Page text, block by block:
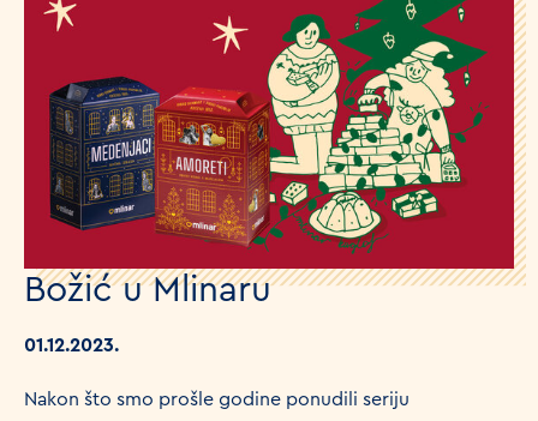
Božić u Mlinaru
01.12.2023.
Nakon što smo prošle godine ponudili seriju